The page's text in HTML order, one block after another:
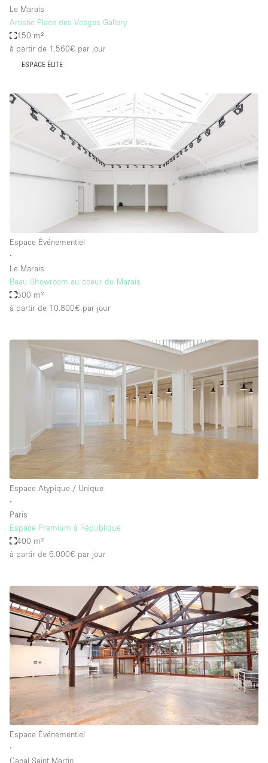
Le Marais
Artistic Place des Vosges Gallery
150 m²
à partir de 1.560€ par jour
ESPACE ÉLITE
Espace Événementiel
∙
Le Marais
Beau Showroom au coeur du Marais
500 m²
à partir de 10.800€ par jour
Espace Atypique / Unique
∙
Paris
Espace Premium à République
400 m²
à partir de 6.000€ par jour
Espace Événementiel
∙
Canal Saint Martin